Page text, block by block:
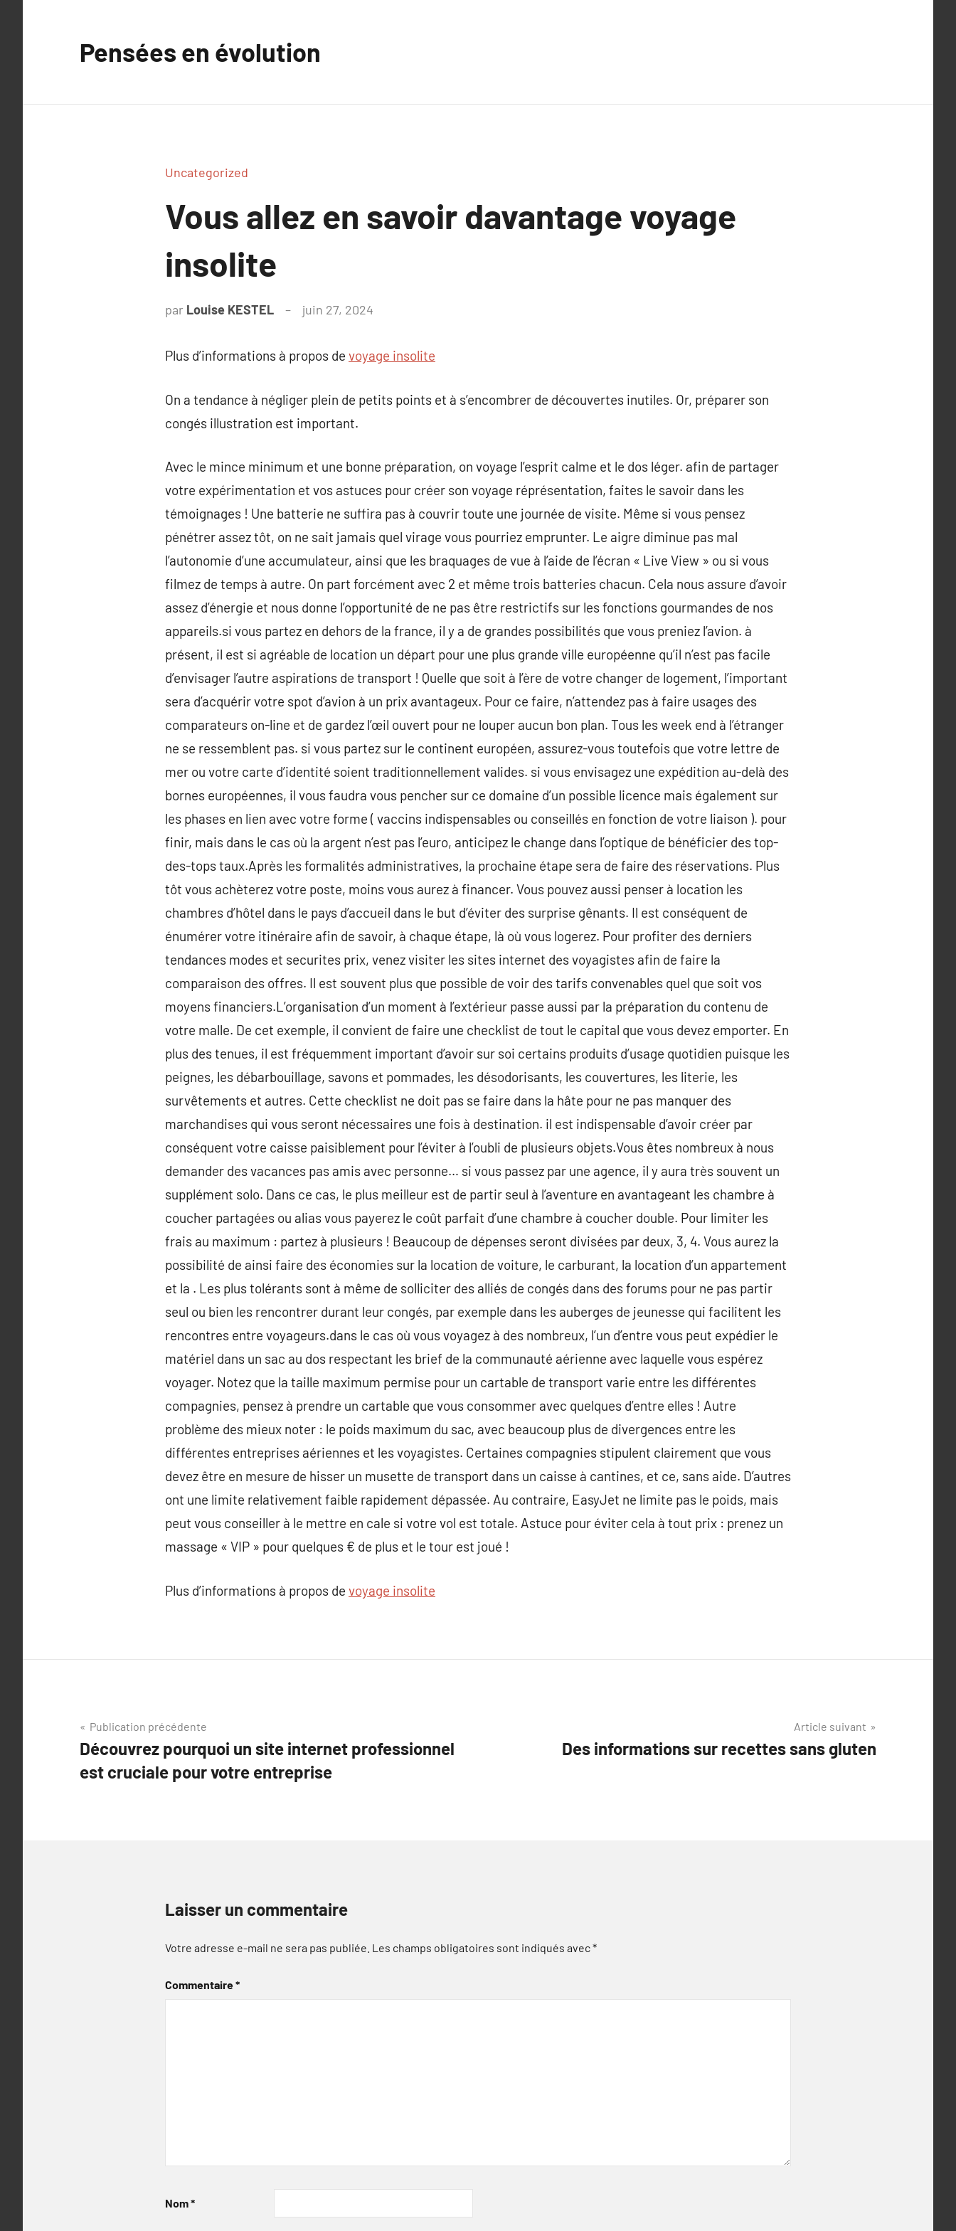
Pensées en évolution
Uncategorized
Vous allez en savoir davantage voyage
insolite
par Louise KESTEL juin 27, 2024
Plus d’informations à propos de voyage insolite
On a tendance à négliger plein de petits points et à s’encombrer de découvertes inutiles. Or, préparer son
congés illustration est important.
Avec le mince minimum et une bonne préparation, on voyage l’esprit calme et le dos léger. afin de partager
votre expérimentation et vos astuces pour créer son voyage réprésentation, faites le savoir dans les
témoignages ! Une batterie ne suffira pas à couvrir toute une journée de visite. Même si vous pensez
pénétrer assez tôt, on ne sait jamais quel virage vous pourriez emprunter. Le aigre diminue pas mal
l’autonomie d’une accumulateur, ainsi que les braquages de vue à l’aide de l’écran « Live View » ou si vous
filmez de temps à autre. On part forcément avec 2 et même trois batteries chacun. Cela nous assure d’avoir
assez d’énergie et nous donne l’opportunité de ne pas être restrictifs sur les fonctions gourmandes de nos
appareils.si vous partez en dehors de la france, il y a de grandes possibilités que vous preniez l’avion. à
présent, il est si agréable de location un départ pour une plus grande ville européenne qu’il n’est pas facile
d’envisager l’autre aspirations de transport ! Quelle que soit à l’ère de votre changer de logement, l’important
sera d’acquérir votre spot d’avion à un prix avantageux. Pour ce faire, n’attendez pas à faire usages des
comparateurs on-line et de gardez l’œil ouvert pour ne louper aucun bon plan. Tous les week end à l’étranger
ne se ressemblent pas. si vous partez sur le continent européen, assurez-vous toutefois que votre lettre de
mer ou votre carte d’identité soient traditionnellement valides. si vous envisagez une expédition au-delà des
bornes européennes, il vous faudra vous pencher sur ce domaine d’un possible licence mais également sur
les phases en lien avec votre forme ( vaccins indispensables ou conseillés en fonction de votre liaison ). pour
finir, mais dans le cas où la argent n’est pas l’euro, anticipez le change dans l’optique de bénéficier des top-
des-tops taux.Après les formalités administratives, la prochaine étape sera de faire des réservations. Plus
tôt vous achèterez votre poste, moins vous aurez à financer. Vous pouvez aussi penser à location les
chambres d’hôtel dans le pays d’accueil dans le but d’éviter des surprise gênants. Il est conséquent de
énumérer votre itinéraire afin de savoir, à chaque étape, là où vous logerez. Pour profiter des derniers
tendances modes et securites prix, venez visiter les sites internet des voyagistes afin de faire la
comparaison des offres. Il est souvent plus que possible de voir des tarifs convenables quel que soit vos
moyens financiers.L’organisation d’un moment à l’extérieur passe aussi par la préparation du contenu de
votre malle. De cet exemple, il convient de faire une checklist de tout le capital que vous devez emporter. En
plus des tenues, il est fréquemment important d’avoir sur soi certains produits d’usage quotidien puisque les
peignes, les débarbouillage, savons et pommades, les désodorisants, les couvertures, les literie, les
survêtements et autres. Cette checklist ne doit pas se faire dans la hâte pour ne pas manquer des
marchandises qui vous seront nécessaires une fois à destination. il est indispensable d’avoir créer par
conséquent votre caisse paisiblement pour l’éviter à l’oubli de plusieurs objets.Vous êtes nombreux à nous
demander des vacances pas amis avec personne… si vous passez par une agence, il y aura très souvent un
supplément solo. Dans ce cas, le plus meilleur est de partir seul à l’aventure en avantageant les chambre à
coucher partagées ou alias vous payerez le coût parfait d’une chambre à coucher double. Pour limiter les
frais au maximum : partez à plusieurs ! Beaucoup de dépenses seront divisées par deux, 3, 4. Vous aurez la
possibilité de ainsi faire des économies sur la location de voiture, le carburant, la location d’un appartement
et la . Les plus tolérants sont à même de solliciter des alliés de congés dans des forums pour ne pas partir
seul ou bien les rencontrer durant leur congés, par exemple dans les auberges de jeunesse qui facilitent les
rencontres entre voyageurs.dans le cas où vous voyagez à des nombreux, l’un d’entre vous peut expédier le
matériel dans un sac au dos respectant les brief de la communauté aérienne avec laquelle vous espérez
voyager. Notez que la taille maximum permise pour un cartable de transport varie entre les différentes
compagnies, pensez à prendre un cartable que vous consommer avec quelques d’entre elles ! Autre
problème des mieux noter : le poids maximum du sac, avec beaucoup plus de divergences entre les
différentes entreprises aériennes et les voyagistes. Certaines compagnies stipulent clairement que vous
devez être en mesure de hisser un musette de transport dans un caisse à cantines, et ce, sans aide. D’autres
ont une limite relativement faible rapidement dépassée. Au contraire, EasyJet ne limite pas le poids, mais
peut vous conseiller à le mettre en cale si votre vol est totale. Astuce pour éviter cela à tout prix : prenez un
massage « VIP » pour quelques € de plus et le tour est joué !
Plus d’informations à propos de voyage insolite
Navigation
de
l’article
Publication précédente
Découvrez pourquoi un site internet professionnel
est cruciale pour votre entreprise
Article suivant
Des informations sur recettes sans gluten
Laisser un commentaire
Votre adresse e-mail ne sera pas publiée. Les champs obligatoires sont indiqués avec*
Commentaire*
Nom*